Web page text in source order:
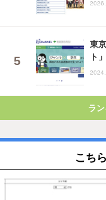
東
ト
ラ
こち